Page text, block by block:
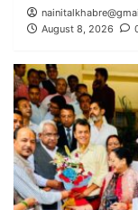
August 8, 2026